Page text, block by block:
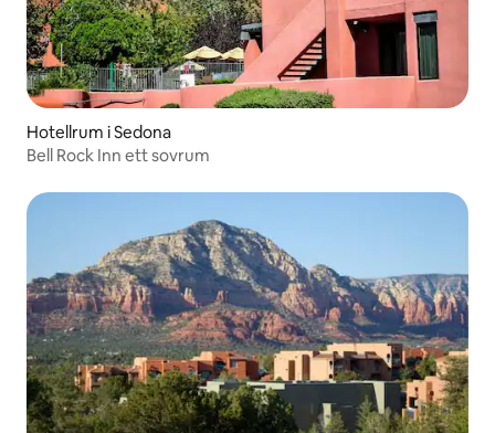
Hotellrum i Sedona
Bell Rock Inn ett sovrum